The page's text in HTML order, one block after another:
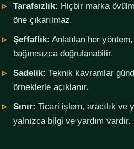
Tarafsızlık: Hiçbir marka
öne çıkarılmaz.
Şeffaflık: Anlatılan her
bağımsızca doğrulanabilir.
Sadelik: Teknik kavramlar
örneklerle açıklanır.
Sınır: Ticari işlem, aracılık ve
yalnızca bilgi ve yardım vardır.